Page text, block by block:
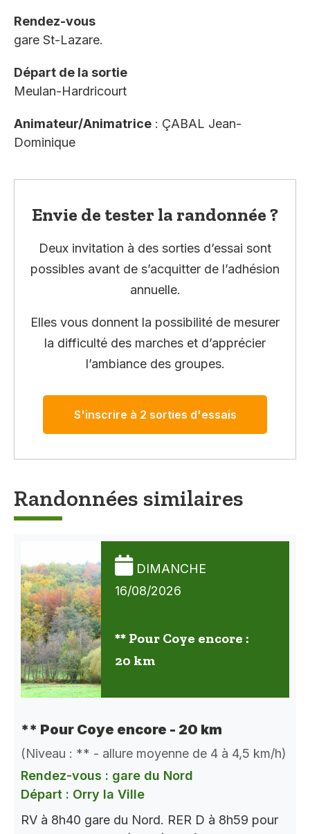
Rendez-vous
gare St-Lazare.
Départ de la sortie
Meulan-Hardricourt
Animateur/Animatrice : ÇABAL Jean-
Dominique
Envie de tester la randonnée ?
Deux invitation à des sorties d’essai sont
possibles avant de s’acquitter de l’adhésion
annuelle.
Elles vous donnent la possibilité de mesurer
la difficulté des marches et d’apprécier
l’ambiance des groupes.
S'inscrire à 2 sorties d'essais
Randonnées similaires
DIMANCHE
16/08/2026
** Pour Coye encore :
20 km
** Pour Coye encore - 20 km
(Niveau : ** - allure moyenne de 4 à 4,5 km/h)
Rendez-vous : gare du Nord
Départ : Orry la Ville
RV à 8h40 gare du Nord. RER D à 8h59 pour